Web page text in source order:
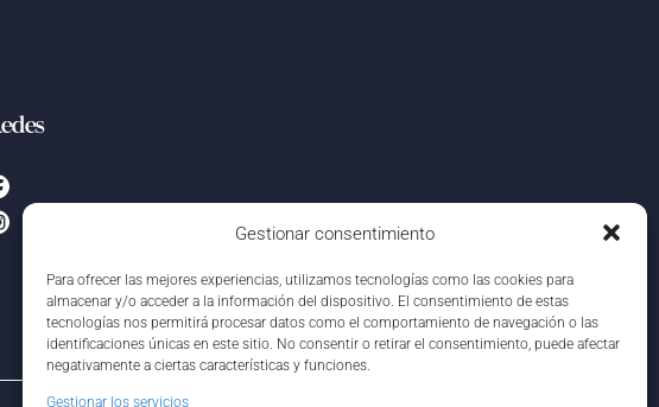
Gestionar consentimiento
Para ofrecer las mejores experiencias, utilizamos tecnologías como las cookies para
almacenar y/o acceder a la información del dispositivo. El consentimiento de estas
tecnologías nos permitirá procesar datos como el comportamiento de navegación o las
identificaciones únicas en este sitio. No consentir o retirar el consentimiento, puede afectar
negativamente a ciertas características y funciones.
Gestionar los servicios